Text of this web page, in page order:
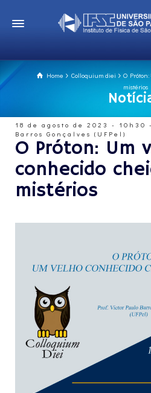
Home Colloquium diei
O
mistérios
18 de agosto de 2023 -
Barros Gonçalves (UFPel)
O Próton: Um
conhecido
mistérios